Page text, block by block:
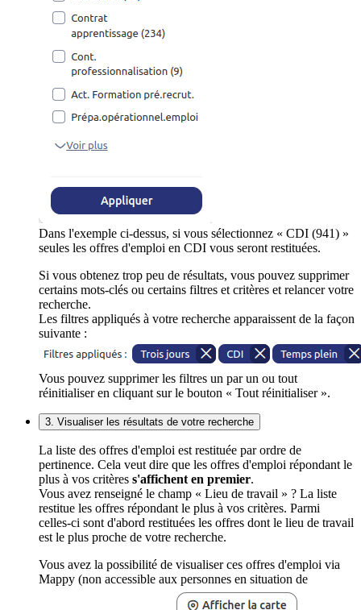
Dans l'exemple ci-dessus, si vous sélectionnez « CDI (941) »
seules les offres d'emploi en CDI vous seront restituées.
Si vous obtenez trop peu de résultats, vous pouvez supprimer
certains mots-clés ou certains filtres et critères et relancer votre
recherche.
Les filtres appliqués à votre recherche apparaissent de la façon
suivante :
Vous pouvez supprimer les filtres un par un ou tout
réinitialiser en cliquant sur le bouton « Tout réinitialiser ».
3. Visualiser les résultats de votre recherche
La liste des offres d'emploi est restituée par ordre de
pertinence. Cela veut dire que les offres d'emploi répondant le
plus à vos critères s'affichent en premier.
Vous avez renseigné le champ « Lieu de travail » ? La liste
restitue les offres répondant le plus à vos critères. Parmi
celles-ci sont d'abord restituées les offres dont le lieu de travail
est le plus proche de votre recherche.
Vous avez la possibilité de visualiser ces offres d'emploi via
Mappy (non accessible aux personnes en situation de